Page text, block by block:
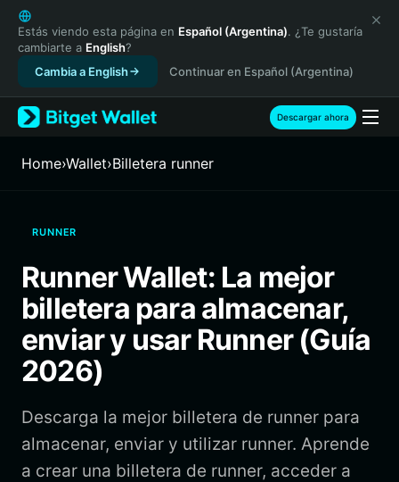
English
日本語
Tiếng Việt
Русский
Español (Latinoamérica)
Türkçe
Français
繁體中文
Bahasa Indonesia
ภาษาไทย
Español
Português (Brasil)
Estás viendo esta página en Español (Argentina). ¿Te gustaría
cambiarte a English?
Cambia a English
Continuar en Español (Argentina)
Descargar ahora
Home›Wallet›Billetera runner
RUNNER
Runner Wallet: La mejor
billetera para almacenar,
enviar y usar Runner (Guía
2026)
Descarga la mejor billetera de runner para
almacenar, enviar y utilizar runner. Aprende
a crear una billetera de runner, acceder a